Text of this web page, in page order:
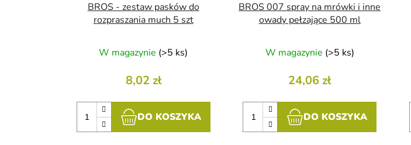
BROS - zestaw pasków do
rozpraszania much 5 szt
W magazynie (>5 ks)
8,02 zł
DO KOSZYKA
BROS 007 spray na mrówki i inne
owady pełzające 500 ml
W magazynie (>5 ks)
24,06 zł
DO KOSZYKA